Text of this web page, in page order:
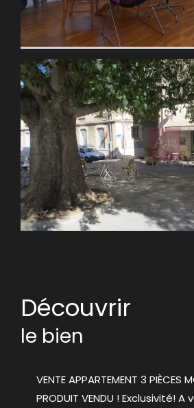
découvrir
le bien
VENTE APPARTEMENT 3 PIÈCES
PRODUIT VENDU !